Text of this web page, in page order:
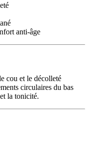
anti-âge
cou et le décolleté
circulaires du bas
la tonicité.